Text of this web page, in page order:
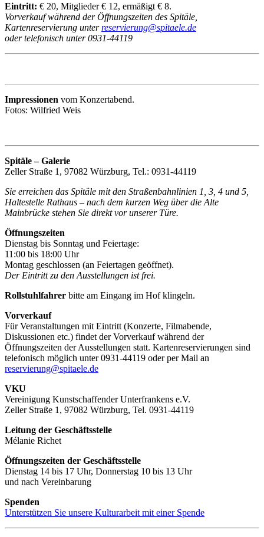
Eintritt: € 20, Mitglieder € 12, ermäßigt € 8.
Vorverkauf während der Öffnungszeiten des Spitäle,
Kartenreservierung unterreservierung@spitaele.de
oder telefonisch unter 0931-44119
Impressionen vom Konzertabend.
Fotos: Wilfried Weis
Spitäle – Galerie
Zeller Straße 1, 97082 Würzburg, Tel.: 0931-44119
Sie erreichen das Spitäle mit den Straßenbahnlinien 1, 3, 4 und 5,
Haltestelle Rathaus – nach dem kurzen Weg über die Alte
Mainbrücke stehen Sie direkt vor unserer Türe.
Öffnungszeiten
Dienstag bis Sonntag und Feiertage:
11:00 bis 18:00 Uhr
Montag geschlossen (an Feiertagen geöffnet).
Der Eintritt zu den Ausstellungen ist frei.
Rollstuhlfahrer bitte am Eingang im Hof klingeln.
Vorverkauf
Für Veranstaltungen mit Eintritt (Konzerte, Filmabende,
Diskussionen etc.) findet der Vorverkauf während der
Öffnungszeiten der Ausstellungen statt. Kartenreservierungen sind
telefonisch möglich unter 0931-44119 oder per Mail an
reservierung@spitaele.de
VKU
Vereinigung Kunstschaffender Unterfrankens e.V.
Zeller Straße 1, 97082 Würzburg, Tel. 0931-44119
Leitung der Geschäftsstelle
Mélanie Richet
Öffnungszeiten der Geschäftsstelle
Dienstag 14 bis 17 Uhr, Donnerstag 10 bis 13 Uhr
und nach Vereinbarung
Spenden
Unterstützen Sie unsere Kulturarbeit mit einer Spende